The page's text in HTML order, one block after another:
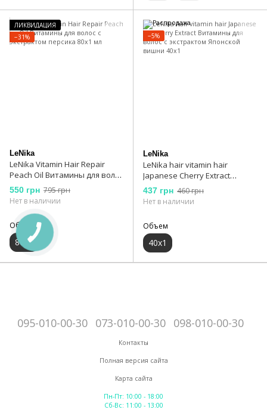
ЛИКВИДАЦИЯ
−31%
LeNika
LeNika Vitamin Hair Repair
Peach Oil Витамины для волос
с экстрактом персика 80x1 мл
550 грн 795 грн
Нет в наличии
Объем
80x1
−5%
LeNika
LeNika hair vitamin hair
Japanese Cherry Extract
Витамины для волос с
экстрактом Японской вишни
437 грн 460 грн
Нет в наличии
Объем
40х1
095-010-00-30 073-010-00-30 098-010-00-30
Контакты
Полная версия сайта
Карта сайта
Пн-Пт: 10:00 - 18:00
Сб-Вс: 11:00 - 13:00